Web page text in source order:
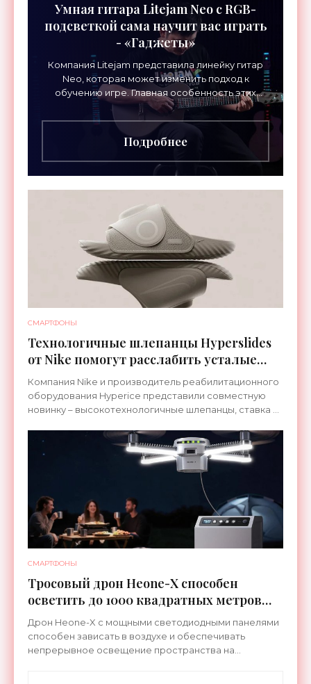
Умная гитара Litejam Neo с RGB-
подсветкой сама научит вас играть
- «Гаджеты»
Компания Litejam представила линейку гитар
Neo, которая может изменить подход к
обучению игре. Главная особенность этих
инструментов – встроенная RGB-подсветка
грифа. Светодиоды
Подробнее
СМАРТФОНЫ
Технологичные шлепанцы Hyperslides
от Nike помогут расслабить усталые
ноги после тренировки - «Гаджеты»
Компания Nike и производитель реабилитационного
оборудования Hyperice представили совместную
новинку – высокотехнологичные шлепанцы, ставка в
СМАРТФОНЫ
Тросовый дрон Heone-X способен
осветить до 1000 квадратных метров
земли - «Беспилотники»
Дрон Heone-X с мощными светодиодными панелями
способен зависать в воздухе и обеспечивать
непрерывное освещение пространства на